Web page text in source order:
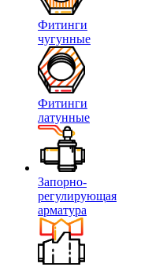
Фитинги
чугунные
Фитинги
латунные
Запорно-
регулирующая
арматура